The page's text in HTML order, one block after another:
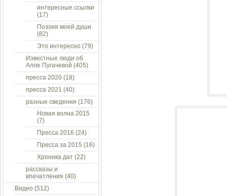
интересные ссылки
(17)
Поэзия моей души
(82)
Это интересно (79)
Известные люди об
Алле Пугачевой (405)
пресса 2020 (18)
пресса 2021 (40)
разные сведения (176)
Новая волна 2015
(7)
Пресса 2016 (24)
Пресса за 2015 (16)
Хроника дат (22)
рассказы и
впечатления (40)
Видео (512)